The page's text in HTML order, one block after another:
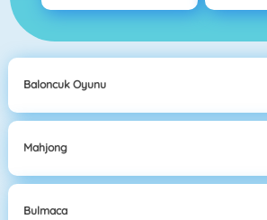
Baloncuk Oyunu
Mahjong
Bulmaca